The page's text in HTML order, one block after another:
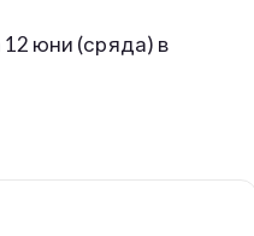
12 юни (сряда) в